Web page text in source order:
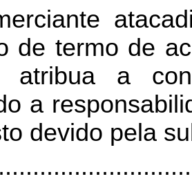
de termo de
a
a
devido pela